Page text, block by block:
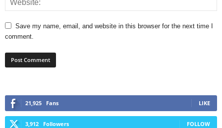
Save my name, email, and website in this browser for the next time I
comment.
21,925 Fans LIKE
3,912 Followers FOLLOW